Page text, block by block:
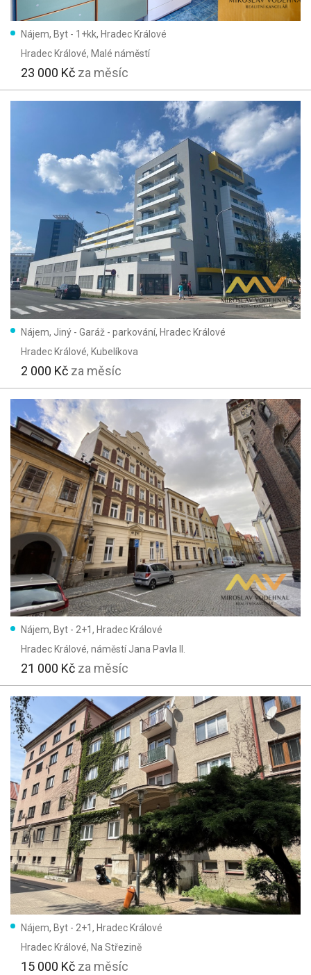
Nájem, Byt - 1+kk, Hradec Králové
Hradec Králové, Malé náměstí
23 000 Kč za měsíc
Nájem, Jiný - Garáž - parkování, Hradec Králové
Hradec Králové, Kubelíkova
2 000 Kč za měsíc
Nájem, Byt - 2+1, Hradec Králové
Hradec Králové, náměstí Jana Pavla II.
21 000 Kč za měsíc
Nájem, Byt - 2+1, Hradec Králové
Hradec Králové, Na Střezině
15 000 Kč za měsíc